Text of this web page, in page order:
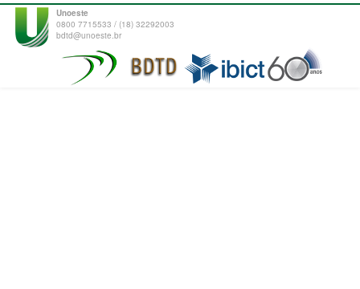
Unoeste
0800 7715533 / (18) 32292003
bdtd@unoeste.br